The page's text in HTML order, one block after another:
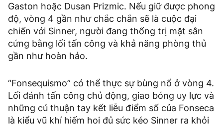
Gaston hoặc Dusan Prizmic. Nếu giữ được phong
độ, vòng 4 gần như chắc chắn sẽ là cuộc đại
chiến với Sinner, người đang thống trị mặt sân
cứng bằng lối tấn công và khả năng phòng thủ
gần như hoàn hảo.
“Fonsequismo” có thể thực sự bùng nổ ở vòng 4.
Lối đánh tấn công chủ động, giao bóng uy lực và
những cú thuận tay kết liễu điểm số của Fonseca
là kiểu vũ khí hiếm hoi đủ sức kéo Sinner ra khỏi